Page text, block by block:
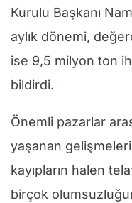
Kurulu Başkanı
aylık dönemi,
ise 9,5 milyon ton
bildirdi.
Önemli pazarlar
yaşanan
kayıpların halen
birçok